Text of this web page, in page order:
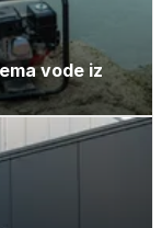
vode iz